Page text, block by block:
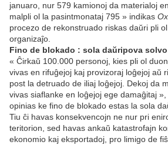
januaro, nur 579 kamionoj da materialoj
malpli ol la pasintmonataj 795 » indikas
procezo de rekonstruado riskas daŭri pli
organizaĵo.
Fino de blokado : sola daŭripova solvo
« Ĉirkaŭ 100.000 personoj, kies pli ol
vivas en rifuĝejoj kaj provizoraj loĝejoj aŭ
post la detruado de iliaj loĝejoj. Dekoj da
vivas siaflanke en loĝejoj ege damaĝitaj
opinias ke fino de blokado estas la sola
Tiu ĉi havas konsekvencojn ne nur pri
teritorion, sed havas ankaŭ katastrofajn
ekonomio kaj eksportadoj, pro limigo de